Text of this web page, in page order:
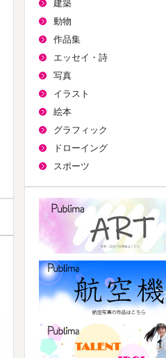
建築
動物
作品集
エッセイ・詩
写真
イラスト
絵本
グラフィック
ドローイング
スポーツ